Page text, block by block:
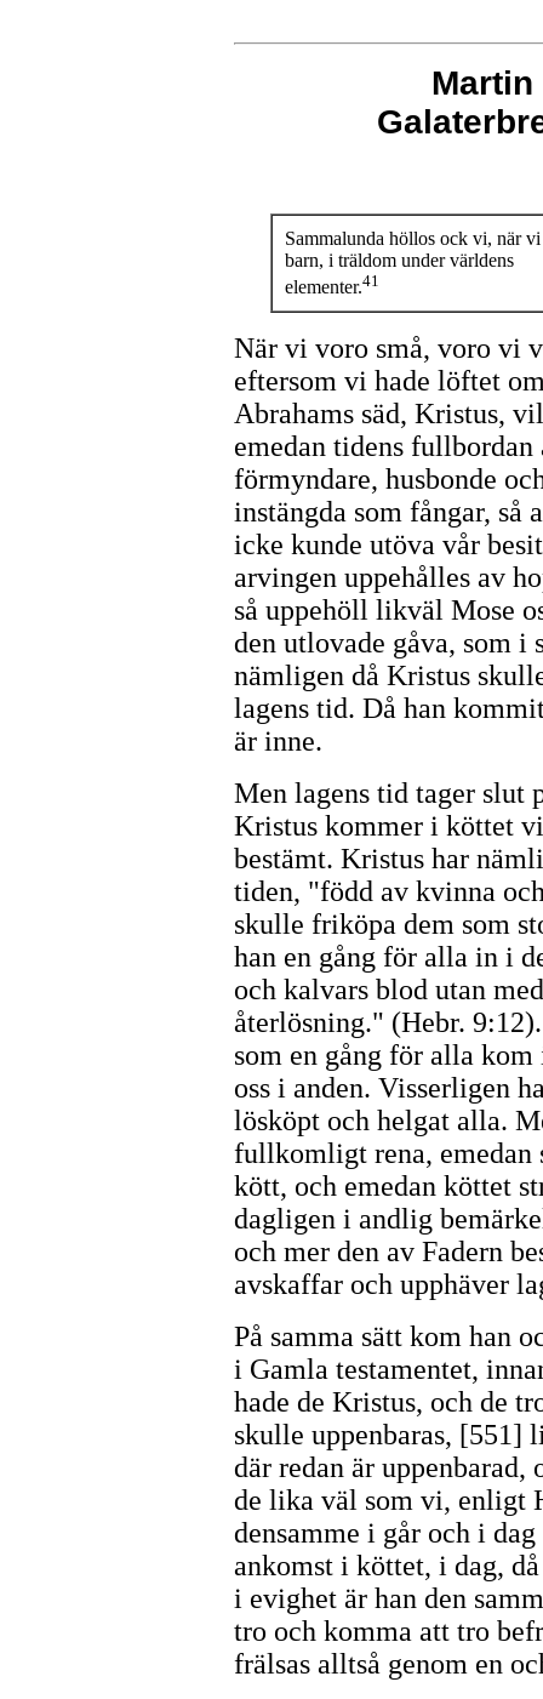
Sammalunda höllos ock vi, när
barn, i träldom under världens
elementer.41
När vi voro små, voro vi
eftersom vi hade löftet
Abrahams säd, Kristus,
emedan tidens
förmyndare, husbonde
instängda som fångar, så
icke kunde utöva vår
arvingen uppehålles av
så uppehöll likväl Mose
den utlovade gåva, som i
nämligen då Kristus
lagens tid. Då han
är inne.
Men lagens tid tager slut
Kristus kommer i köttet
bestämt. Kristus har
tiden, "född av kvinna
skulle friköpa dem som
han en gång för alla in i
och kalvars blod utan
återlösning." (Hebr.
som en gång för alla
oss i anden. Visserligen
lösköpt och helgat alla.
fullkomligt rena, emedan
kött, och emedan köttet
dagligen i andlig
och mer den av Fadern
avskaffar och upphäver
På samma sätt kom han
i Gamla testamentet,
hade de Kristus, och de
skulle uppenbaras, [551]
där redan är
de lika väl som vi, enligt
densamme i går och i
ankomst i köttet, i dag,
i evighet är han den
tro och komma att tro
frälsas alltså genom en